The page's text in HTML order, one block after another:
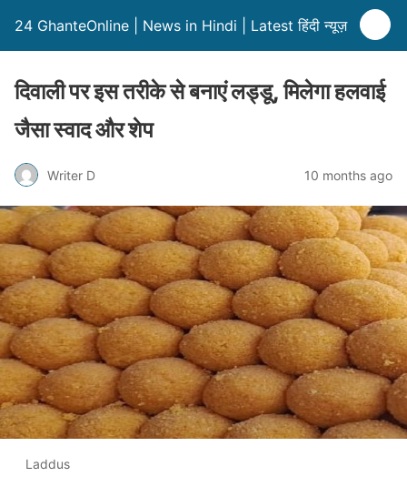
24 GhanteOnline | News in Hindi | Latest हिंदी न्यूज़
दिवाली पर इस तरीके से बनाएं लड्डू, मिलेगा हलवाई
जैसा स्वाद और शेप
Writer D 10 months ago
Laddus